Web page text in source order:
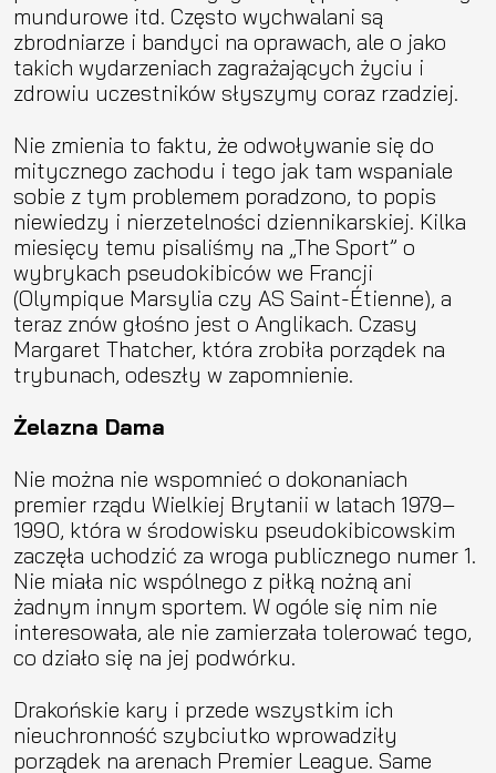
mundurowe itd. Często wychwalani są
zbrodniarze i bandyci na oprawach, ale o jako
takich wydarzeniach zagrażających życiu i
zdrowiu uczestników słyszymy coraz rzadziej.
Nie zmienia to faktu, że odwoływanie się do
mitycznego zachodu i tego jak tam wspaniale
sobie z tym problemem poradzono, to popis
niewiedzy i nierzetelności dziennikarskiej. Kilka
miesięcy temu pisaliśmy na „The Sport” o
wybrykach pseudokibiców we Francji
(Olympique Marsylia czy AS Saint-Étienne), a
teraz znów głośno jest o Anglikach. Czasy
Margaret Thatcher, która zrobiła porządek na
trybunach, odeszły w zapomnienie.
Żelazna Dama
Nie można nie wspomnieć o dokonaniach
premier rządu Wielkiej Brytanii w latach 1979–
1990, która w środowisku pseudokibicowskim
zaczęła uchodzić za wroga publicznego numer 1.
Nie miała nic wspólnego z piłką nożną ani
żadnym innym sportem. W ogóle się nim nie
interesowała, ale nie zamierzała tolerować tego,
co działo się na jej podwórku.
Drakońskie kary i przede wszystkim ich
nieuchronność szybciutko wprowadziły
porządek na arenach Premier League. Same